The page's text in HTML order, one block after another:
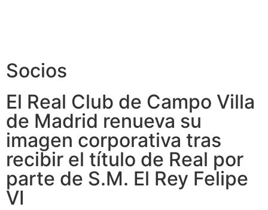
Socios
El Real Club de Campo Villa
de Madrid renueva su
imagen corporativa tras
recibir el título de Real por
parte de S.M. El Rey Felipe
VI